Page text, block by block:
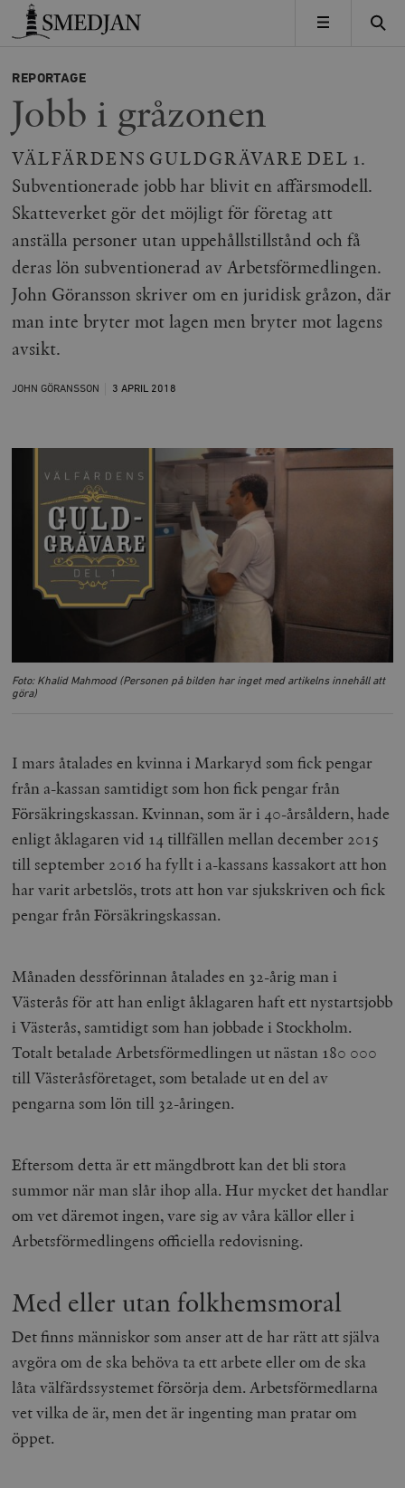
Timbro
MENY
REPORTAGE
Jobb i gråzonen
VÄLFÄRDENS GULDGRÄVARE DEL 1.
Subventionerade jobb har blivit en affärsmodell.
Skatteverket gör det möjligt för företag att
anställa personer utan uppehållstillstånd och få
deras lön subventionerad av Arbetsförmedlingen.
John Göransson skriver om en juridisk gråzon, där
man inte bryter mot lagen men bryter mot lagens
avsikt.
JOHN GÖRANSSON 3 APRIL 2018
Foto: Khalid Mahmood (Personen på bilden har inget med artikelns innehåll att
göra)
I mars åtalades en kvinna i Markaryd som fick pengar
från a-kassan samtidigt som hon fick pengar från
Försäkringskassan. Kvinnan, som är i 40-årsåldern, hade
enligt åklagaren vid 14 tillfällen mellan december 2015
till september 2016 ha fyllt i a-kassans kassakort att hon
har varit arbetslös, trots att hon var sjukskriven och fick
pengar från Försäkringskassan.
Månaden dessförinnan åtalades en 32-årig man i
Västerås för att han enligt åklagaren haft ett nystartsjobb
i Västerås, samtidigt som han jobbade i Stockholm.
Totalt betalade Arbetsförmedlingen ut nästan 180 000
till Västeråsföretaget, som betalade ut en del av
pengarna som lön till 32-åringen.
Eftersom detta är ett mängdbrott kan det bli stora
summor när man slår ihop alla. Hur mycket det handlar
om vet däremot ingen, vare sig av våra källor eller i
Arbetsförmedlingens officiella redovisning.
Med eller utan folkhemsmoral
Det finns människor som anser att de har rätt att själva
avgöra om de ska behöva ta ett arbete eller om de ska
låta välfärdssystemet försörja dem. Arbetsförmedlarna
vet vilka de är, men det är ingenting man pratar om
öppet.